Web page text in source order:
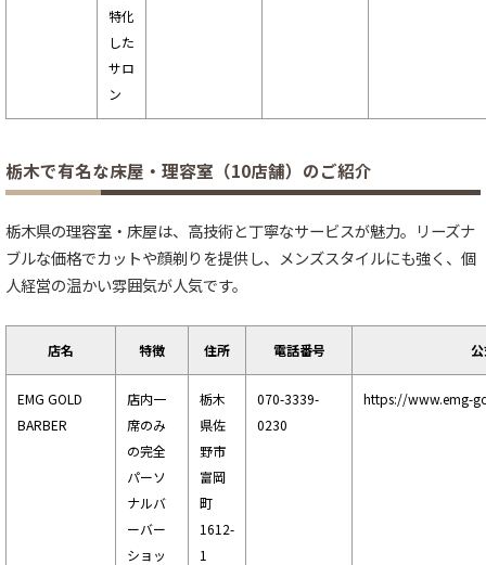
特化
した
サロ
ン
栃木で有名な床屋・理容室（10店舗）のご紹介
栃木県の理容室・床屋は、高技術と丁寧なサービスが魅力。リーズナ
ブルな価格でカットや顔剃りを提供し、メンズスタイルにも強く、個
人経営の温かい雰囲気が人気です。
店名 特徴 住所 電話番号
EMG GOLD
BARBER
店内一
席のみ
の完全
パーソ
ナルバ
ーバー
ショッ
栃木
県佐
野市
富岡
町
1612-
1
070-3339-
0230
https://www.emg-